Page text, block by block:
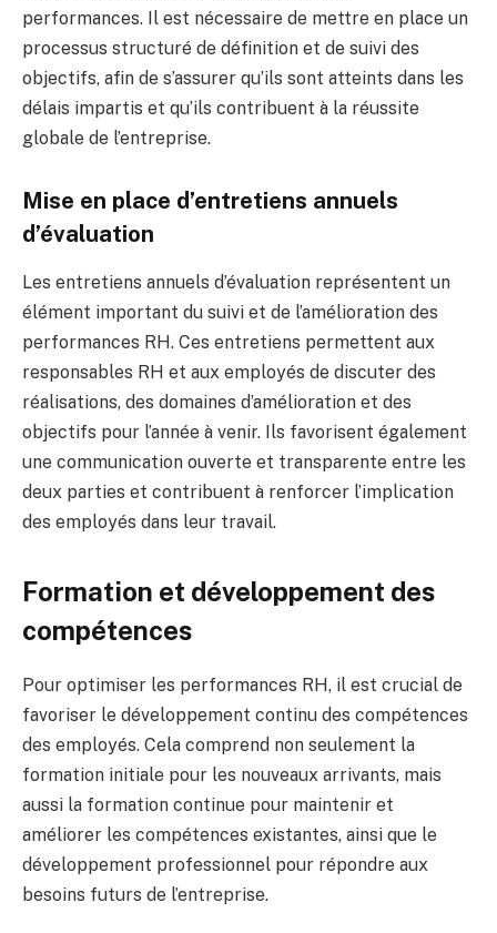
performances. Il est nécessaire de mettre en place un
processus structuré de définition et de suivi des
objectifs, afin de s’assurer qu’ils sont atteints dans les
délais impartis et qu’ils contribuent à la réussite
globale de l’entreprise.
Mise en place d’entretiens annuels
d’évaluation
Les entretiens annuels d’évaluation représentent un
élément important du suivi et de l’amélioration des
performances RH. Ces entretiens permettent aux
responsables RH et aux employés de discuter des
réalisations, des domaines d’amélioration et des
objectifs pour l’année à venir. Ils favorisent également
une communication ouverte et transparente entre les
deux parties et contribuent à renforcer l’implication
des employés dans leur travail.
Formation et développement des
compétences
Pour optimiser les performances RH, il est crucial de
favoriser le développement continu des compétences
des employés. Cela comprend non seulement la
formation initiale pour les nouveaux arrivants, mais
aussi la formation continue pour maintenir et
améliorer les compétences existantes, ainsi que le
développement professionnel pour répondre aux
besoins futurs de l’entreprise.